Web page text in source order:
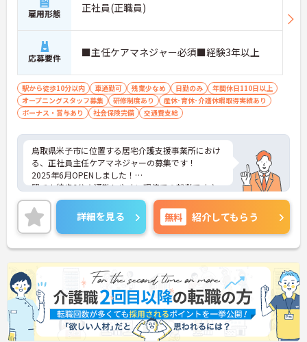
雇用形態 正社員(正職員)
応募要件 ■主任ケアマネジャー必須■経験3年以上
駅から徒歩10分以内 車通勤可 残業少なめ 日勤のみ
年間休日110日以上
オープニングスタッフ募集
研修制度あり
産休･育休･介護休暇取得実績あり
ボーナス・賞与あり
社会保険完備 交通費支給
鳥取県米子市に位置する居宅介護支援事業所におけ
る、正社員主任ケアマネジャーの募集です！
2025年6月OPENしました！
駅チカ徒歩6分☆通勤しやすい環境での就業です♪
ご興味ある方には、面接対策ポイントなど、さらに
詳細をお話しいたしますのでお気軽にご相談くださ
い。
詳細を見る 無料 紹介してもらう